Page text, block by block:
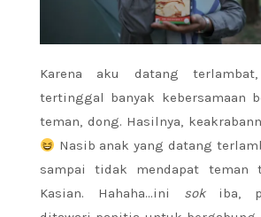
Karena aku datang
tertinggal banyak kebersamaan
teman, dong. Hasilnya,
Nasib anak yang datang
sampai tidak mendapat teman
Kasian. Hahaha…ini sok iba,